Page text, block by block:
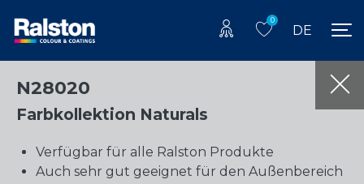
0
DE
N28020
Farbkollektion Naturals
Verfügbar für alle Ralston Produkte
Auch sehr gut geeignet für den Außenbereich